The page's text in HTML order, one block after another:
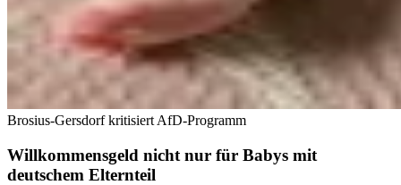
Brosius-Gersdorf kritisiert AfD-Programm
Willkommensgeld nicht nur für Babys mit
deutschem Elternteil